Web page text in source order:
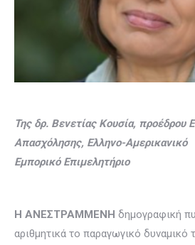
Της δρ. Βενετίας Κουσία, προέδρου
Απασχόλησης, Ελληνο-Αμερικανικό
Εμπορικό Επιμελητήριο
Η ΑΝΕΣΤΡΑΜΜΕΝΗ δημογραφική
αριθμητικά το παραγωγικό δυναμικό